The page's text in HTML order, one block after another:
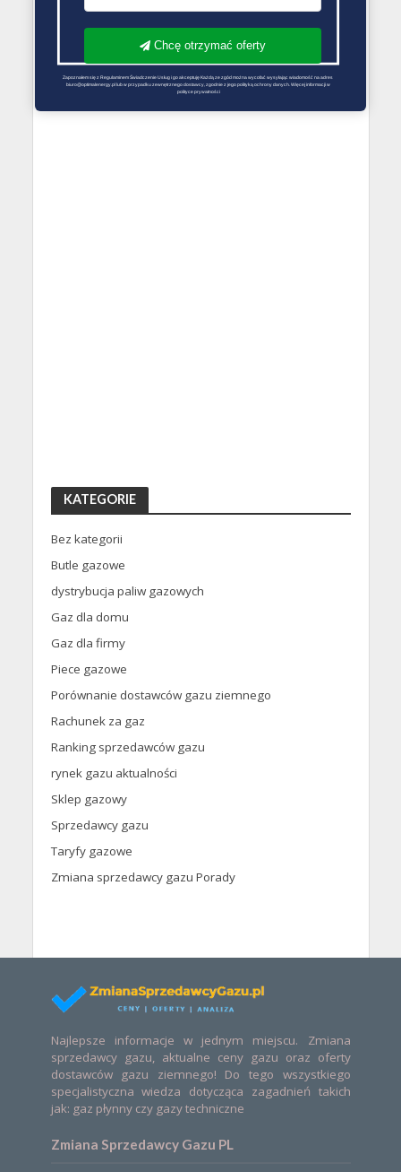
KATEGORIE
Bez kategorii
Butle gazowe
dystrybucja paliw gazowych
Gaz dla domu
Gaz dla firmy
Piece gazowe
Porównanie dostawców gazu ziemnego
Rachunek za gaz
Ranking sprzedawców gazu
rynek gazu aktualności
Sklep gazowy
Sprzedawcy gazu
Taryfy gazowe
Zmiana sprzedawcy gazu Porady
Najlepsze informacje w jednym miejscu. Zmiana
sprzedawcy gazu, aktualne ceny gazu oraz oferty
dostawców gazu ziemnego! Do tego wszystkiego
specjalistyczna wiedza dotycząca zagadnień takich
jak: gaz płynny czy gazy techniczne
Zmiana Sprzedawcy Gazu PL
Chcę otrzymać oferty
Zapoznałem się z Regulaminem Świadczenie Usług i go akceptuję Każdą ze zgód można wycofać wysyłając wiadomość na adres
biuro@optimalenergy.pl lub w przypadku zewnętrznego dostawcy, zgodnie z jego polityką ochrony danych. Więcej informacji w
polityce prywatności